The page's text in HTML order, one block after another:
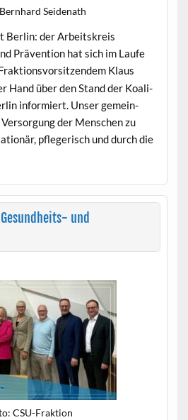
Seidenath
Berlin: der Arbeit­skreis
Präven­tion hat sich im Laufe
Klaus
Hand über den Stand der Koali­
informiert. Unser gemein­
der Men­schen zu
pflegerisch und durch die
und
CSU-Frak­tion